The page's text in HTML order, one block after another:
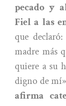
pecado y
Fiel a las
que
madre más
quiere a su
digno de
afirma